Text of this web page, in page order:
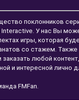
поклонников
Interactive. У нас Вы
игры, которая
со стажем. Также
любой контент,
и интересной лично
FMFan.